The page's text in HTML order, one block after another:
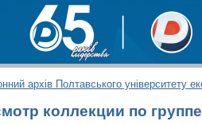
архів Полтавського університету
коллекции по